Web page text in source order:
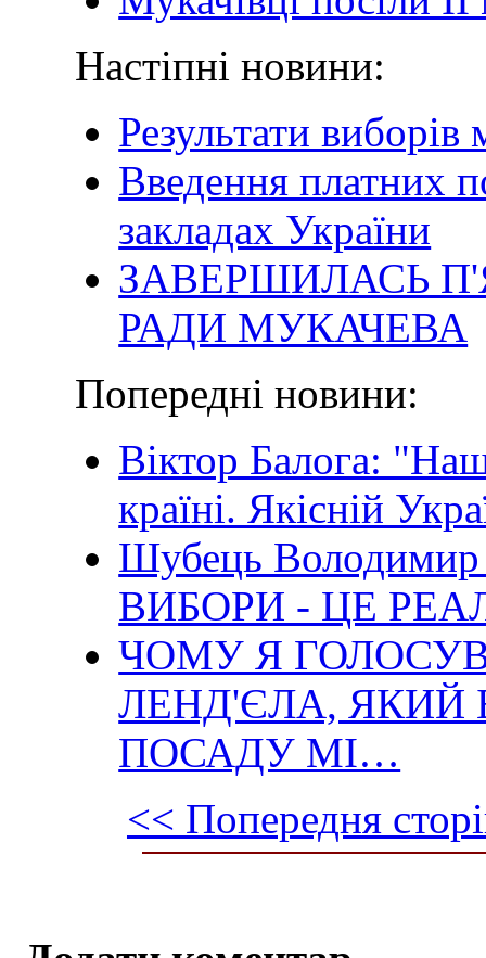
Настіпні новини:
Результати
Введення платних
закладах України
ЗАВЕРШИЛАСЬ
РАДИ МУКАЧЕВА
Попередні новини:
Віктор Балога:
країні. Якісній
Шубець
ВИБОРИ - ЦЕ
ЧОМУ Я
ЛЕНД'ЄЛА, ЯКИЙ
ПОСАДУ МІ…
<< Попередня